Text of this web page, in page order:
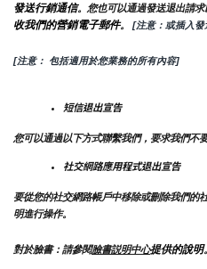
發送行銷通信。您也可以通過發送退出請
收我們的營銷電子郵件。 [注意：或插入發
[注意： 包括適用於您業務的所有內容]
短信退出宣告
您可以通過以下方式聯繫我們，要求我們不
社交網路應用程式退出宣告
要從您的社交網路帳戶中移除或刪除我們的
明進行操作。
對於臉書：請參閱臉書説明中心提供的說明。